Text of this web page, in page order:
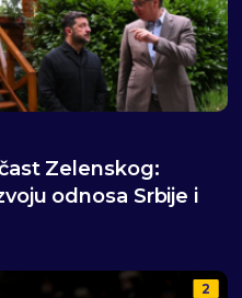
Zelenskog:
odnosa Srbije i
2